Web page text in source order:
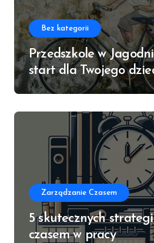
Bez kategorii
Przedszkole w
start dla Twojego
Zarządzanie Czasem
5 skutecznych
czasem w pracy